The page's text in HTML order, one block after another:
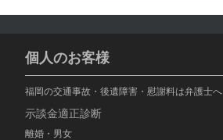
個人のお客様
福岡の交通事故・後遺障害・慰謝料は弁護士へ
示談金適正診断
離婚・男女